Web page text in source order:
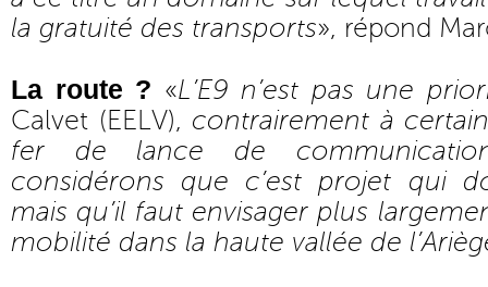
la gratuité des transports», répond
La route ? «L’E9 n’est pas une
Calvet (EELV), contrairement à
fer de lance de
considérons que c’est projet qui
mais qu’il faut envisager plus
mobilité dans la haute vallée de